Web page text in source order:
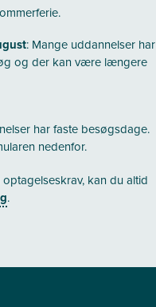
: Mange uddannelser har
og der kan være længere
har faste besøgsdage.
nedenfor.
kan du altid
.